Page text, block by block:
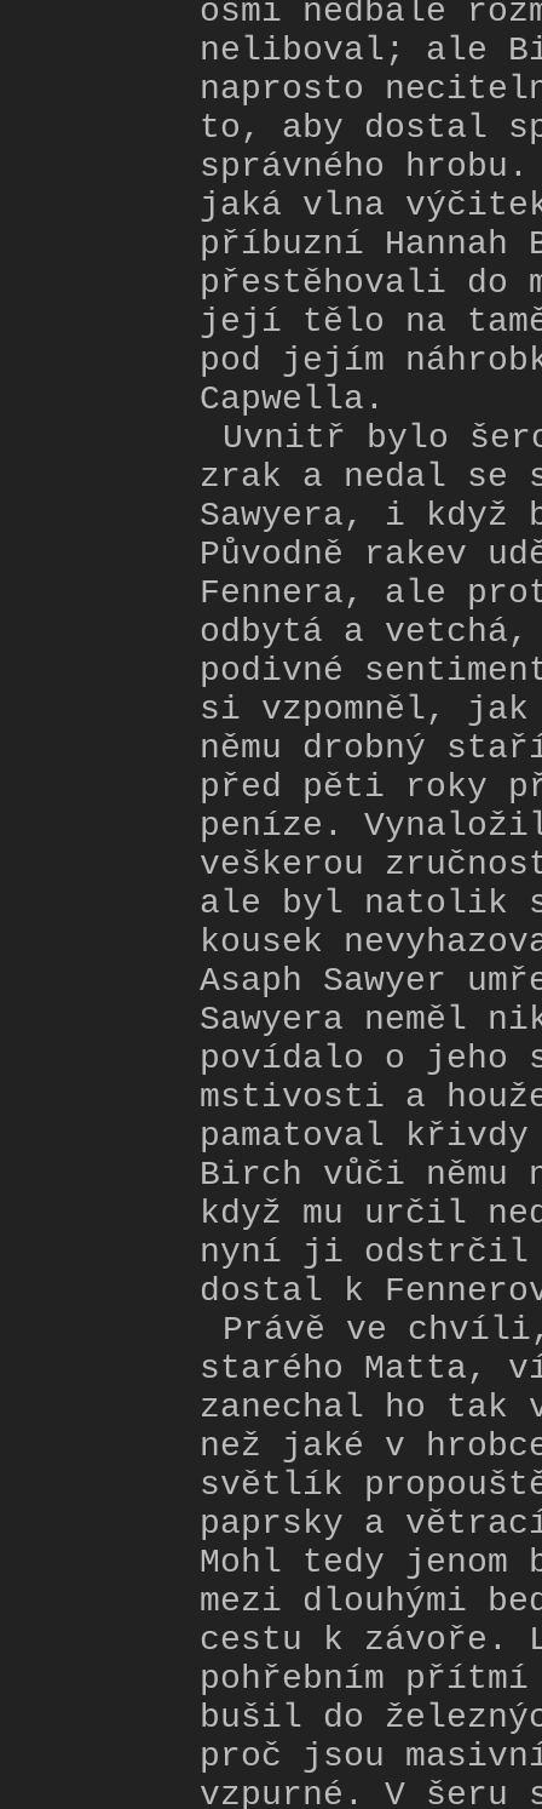
osmi nedbale
neliboval; ale
naprosto
to, aby dostal
správného
jaká vlna
příbuzní
přestěhovali do
její tělo na
pod jejím
Capwella.
Uvnitř bylo
zrak a nedal se
Sawyera, i když
Původně rakev
Fennera, ale
odbytá a
podivné
si vzpomněl,
němu drobný
před pěti roky
peníze.
veškerou
ale byl natolik
kousek
Asaph Sawyer
Sawyera neměl
povídalo o jeho
mstivosti a
pamatoval
Birch vůči němu
když mu určil
nyní ji odstrčil
dostal k
Právě ve
starého Matta,
zanechal ho tak
než jaké v
světlík
paprsky a
Mohl tedy
mezi dlouhými
cestu k závoře.
pohřebním
bušil do
proč jsou
vzpurné. V šeru